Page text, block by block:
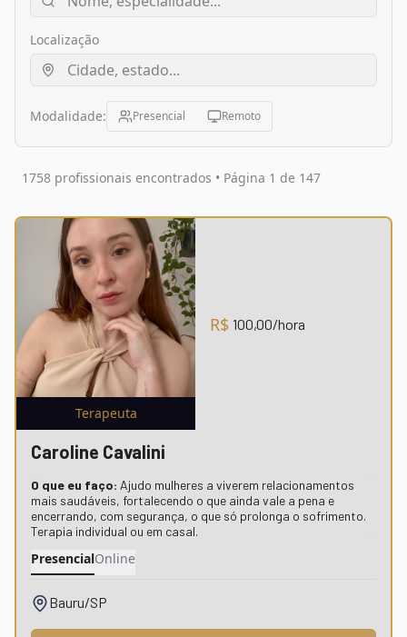
Localização
Modalidade: Presencial Remoto
1758 profissionais encontrados • Página 1 de 147
Terapeuta
R$ 100,00/hora
Caroline Cavalini
O que eu faço: Ajudo mulheres a viverem relacionamentos
mais saudáveis, fortalecendo o que ainda vale a pena e
encerrando, com segurança, o que só prolonga o sofrimento.
Terapia individual ou em casal.
PresencialOnline
Bauru/SP